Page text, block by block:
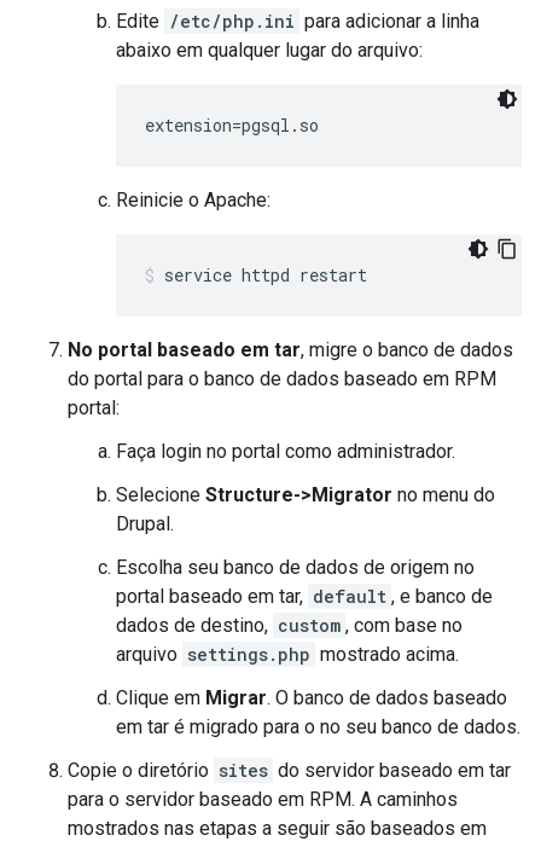
Edite /etc/php.ini para adicionar a linha
abaixo em qualquer lugar do arquivo:
extension=pgsql.so
Reinicie o Apache:
service httpd restart
No portal baseado em tar, migre o banco de dados
do portal para o banco de dados baseado em RPM
portal:
Faça login no portal como administrador.
Selecione Structure->Migrator no menu do
Drupal.
Escolha seu banco de dados de origem no
portal baseado em tar, default , e banco de
dados de destino, custom , com base no
arquivo settings.php mostrado acima.
Clique em Migrar. O banco de dados baseado
em tar é migrado para o no seu banco de dados.
Copie o diretório sites do servidor baseado em tar
para o servidor baseado em RPM. A caminhos
mostrados nas etapas a seguir são baseados em